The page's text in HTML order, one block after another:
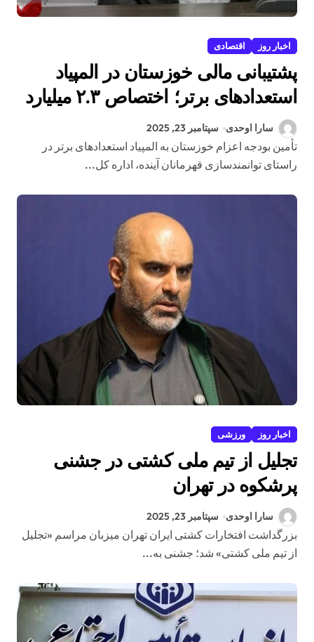
اخبار روز اقتصادی
پشتیبانی مالی خوزستان در المپیاد
استعدادهای برتر؛ اختصاص ۲.۳ میلیارد
تومان بودجه اعزام
سارا اوحدی سپتامبر 23, 2025
تأمین بودجه اعزام خوزستان به المپیاد استعدادهای برتر در
راستای توانمندسازی قهرمانان آینده، اداره کل...
اخبار روز ورزشی
تجلیل از تیم ملی کشتی در جشنی
پرشکوه در تهران
سارا اوحدی سپتامبر 23, 2025
بزرگداشت افتخارات کشتی ایران تهران میزبان مراسم «تجلیل
از تیم ملی کشتی» شد؛ جشنی به...